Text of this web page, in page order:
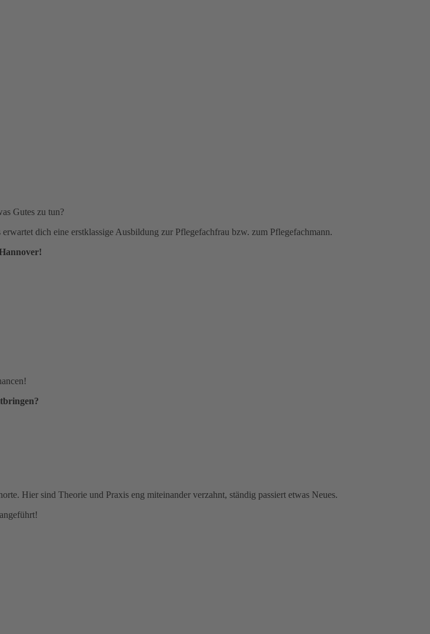
Gutes zu tun?
dich eine erstklassige Ausbildung zur Pflegefachfrau bzw. zum Pflegefachmann.
Hier sind Theorie und Praxis eng miteinander verzahnt, ständig passiert etwas Neues.